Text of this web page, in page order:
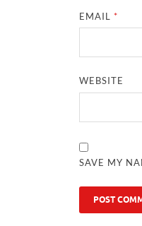
EMAIL*
WEBSITE
SAVE MY